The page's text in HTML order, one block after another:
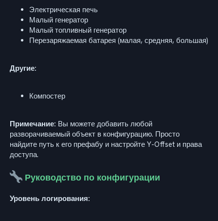
Электрическая печь
Малый генератор
Малый топливный генератор
Перезаряжаемая батарея (малая, средняя, большая)
Другие:
Компостер
Примечание: Вы можете добавить любой
разворачиваемый объект в конфигурацию. Просто
найдите путь к его префабу и настройте Y-Offset и права
доступа.
Руководство по конфигурации
Уровень логирования: